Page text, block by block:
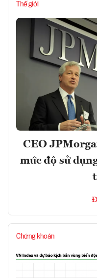
Thế giới
CEO
mức độ sử
Chứng khoán